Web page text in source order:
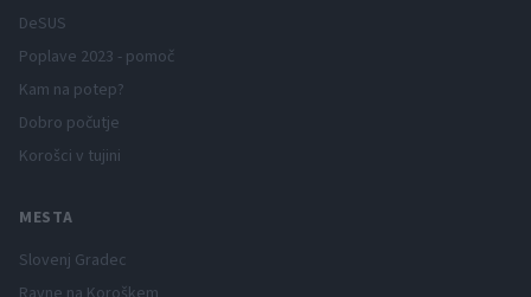
DeSUS
Poplave 2023 - pomoč
Kam na potep?
Dobro počutje
Korošci v tujini
MESTA
Slovenj Gradec